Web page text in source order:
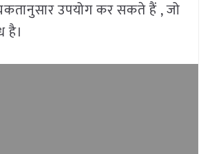
उपयोग कर सकते हैं , जो
है।